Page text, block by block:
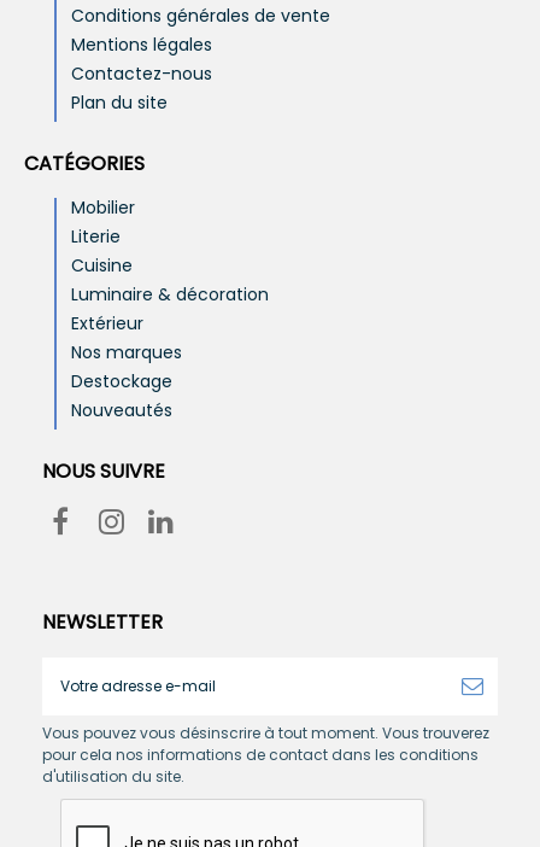
Conditions générales de vente
Mentions légales
Contactez-nous
Plan du site
CATÉGORIES
Mobilier
Literie
Cuisine
Luminaire & décoration
Extérieur
Nos marques
Destockage
Nouveautés
NOUS SUIVRE
NEWSLETTER
Vous pouvez vous désinscrire à tout moment. Vous trouverez
pour cela nos informations de contact dans les conditions
d'utilisation du site.